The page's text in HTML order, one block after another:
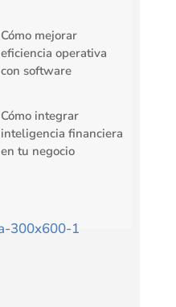
Cómo mejorar
eficiencia operativa
con software
Cómo integrar
inteligencia financiera
en tu negocio